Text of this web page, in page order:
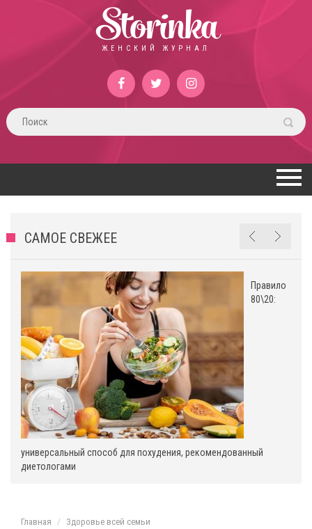
Storinka
ЖЕНСКИЙ ЖУРНАЛ
САМОЕ СВЕЖЕЕ
Правило
80\20:
универсальный способ для похудения, рекомендованный
диетологами
Главная Здоровье всей семьи